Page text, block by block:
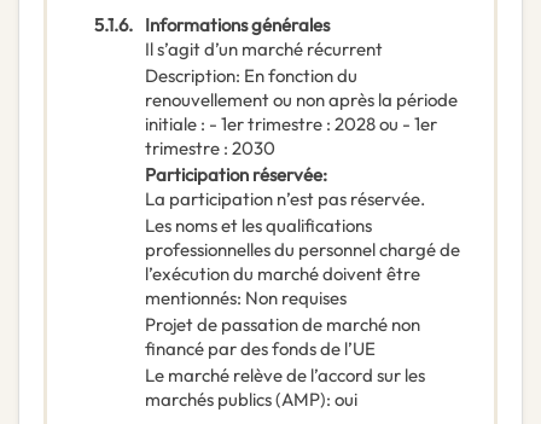
5.1.6. Informations générales
Il s’agit d’un marché récurrent
Description: En fonction du
renouvellement ou non après la période
initiale : - 1er trimestre : 2028 ou - 1er
trimestre : 2030
Participation réservée:
La participation n’est pas réservée.
Les noms et les qualifications
professionnelles du personnel chargé de
l’exécution du marché doivent être
mentionnés: Non requises
Projet de passation de marché non
financé par des fonds de l’UE
Le marché relève de l’accord sur les
marchés publics (AMP): oui